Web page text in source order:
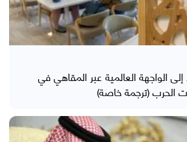
الواجهة العالمية عبر المقاهي في
الحرب (ترجمة خاصة)